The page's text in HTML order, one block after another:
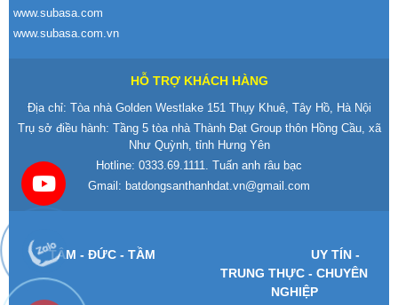
www.subasa.com
www.subasa.com.vn
HỖ TRỢ KHÁCH HÀNG
Địa chỉ: Tòa nhà Golden Westlake 151 Thụy Khuê, Tây Hồ, Hà Nội
Trụ sở điều hành: Tầng 5 tòa nhà Thành Đạt Group thôn Hồng Cầu, xã
Như Quỳnh, tỉnh Hưng Yên
Hotline: 0333.69.1111. Tuấn anh râu bạc
Gmail: batdongsanthanhdat.vn@gmail.com
TÂM - ĐỨC - TẦM UY TÍN -
TRUNG THỰC - CHUYÊN
NGHIỆP